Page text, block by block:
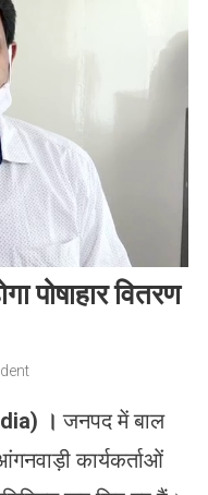
पोषाहार वितरण
। जनपद में बाल
कार्यकर्ताओं